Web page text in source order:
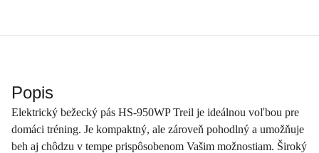
Popis
Elektrický bežecký pás HS-950WP Treil je ideálnou voľbou pre
domáci tréning. Je kompaktný, ale zároveň pohodlný a umožňuje
beh aj chôdzu v tempe prispôsobenom Vašim možnostiam. Široký